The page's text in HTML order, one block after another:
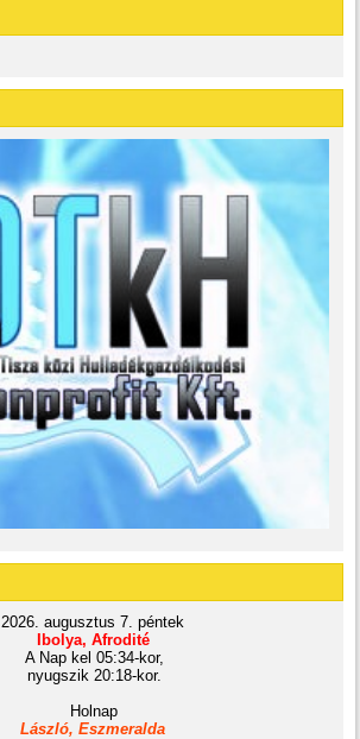
2026. augusztus 7. péntek
Ibolya, Afrodité
A Nap kel 05:34-kor,
nyugszik 20:18-kor.
Holnap
László, Eszmeralda